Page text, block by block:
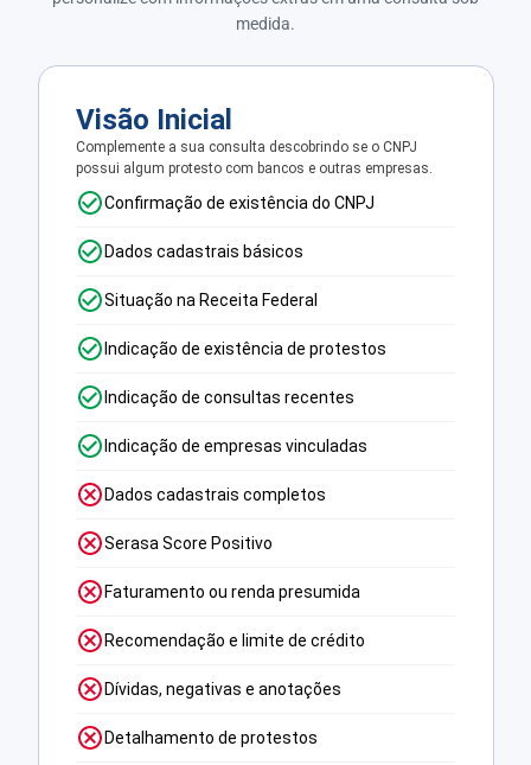
medida.
Visão Inicial
Complemente a sua consulta descobrindo se o CNPJ
possui algum protesto com bancos e outras empresas.
Confirmação de existência do CNPJ
Dados cadastrais básicos
Situação na Receita Federal
Indicação de existência de protestos
Indicação de consultas recentes
Indicação de empresas vinculadas
Dados cadastrais completos
Serasa Score Positivo
Faturamento ou renda presumida
Recomendação e limite de crédito
Dívidas, negativas e anotações
Detalhamento de protestos